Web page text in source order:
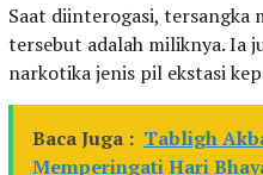
Saat diinterogasi, tersangka
tersebut adalah miliknya. Ia
narkotika jenis pil ekstasi
Baca Juga : Tabligh
Memperingati Hari